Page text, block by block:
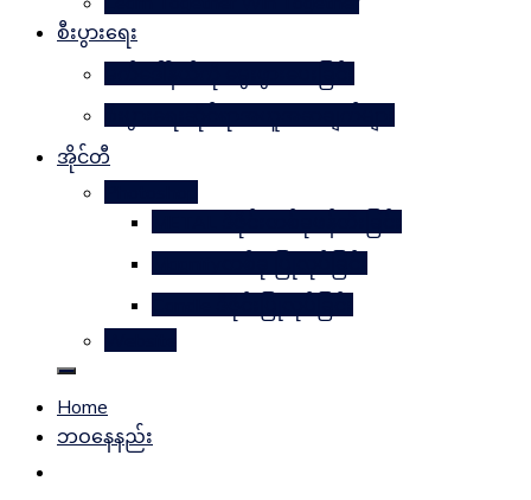
စီးပွားရေး
အိုင်တီ
Home
ဘဝနေနည်း